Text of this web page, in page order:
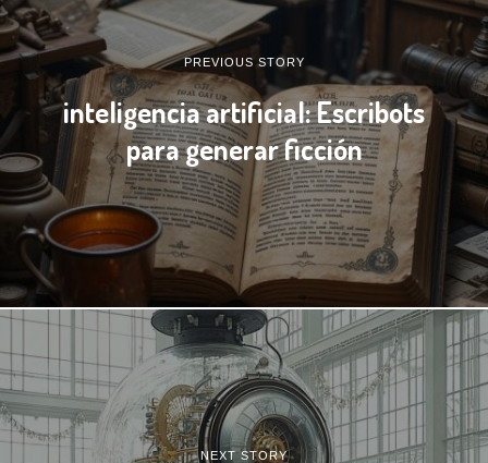
PREVIOUS STORY
inteligencia artificial: Escribots
para generar ficción
NEXT STORY